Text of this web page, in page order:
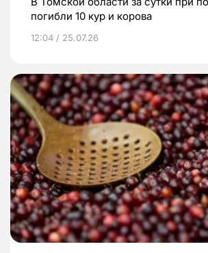
погибли 10 кур и корова
12:04 / 25.07.26